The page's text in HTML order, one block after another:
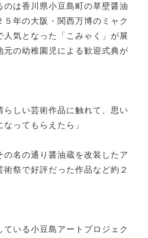
のは香川県小豆島町の草壁醤油
年の大阪・関西万博のミャク
人気となった「こみゃく」が展
の幼稚園児による歓迎式典が
らしい芸術作品に触れて、思い
ってもらえたら」
名の通り醤油蔵を改装したア
祭で好評だった作品など約２
いる小豆島アートプロジェク